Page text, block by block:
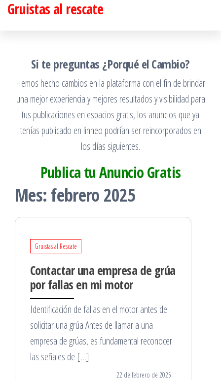
SaltarGruistas al rescate
Si te preguntas ¿Porqué el Cambio?
Hemos hecho cambios en la plataforma con el fin de brindar
una mejor experiencia y mejores resultados y visibilidad para
tus publicaciones en espacios gratis, los anuncios que ya
tenías publicado en linneo podrían ser reincorporados en
los días siguientes.
Publica tu Anuncio Gratis
Mes: febrero 2025
Gruistas al Rescate
Contactar una empresa de grúa
por fallas en mi motor
Identificación de fallas en el motor antes de
solicitar una grúa Antes de llamar a una
empresa de grúas, es fundamental reconocer
las señales de […]
22 de febrero de 2025